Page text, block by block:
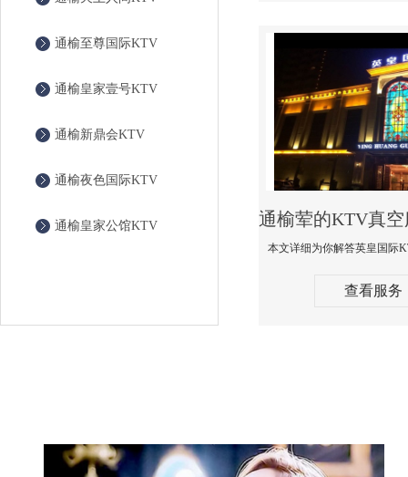
通榆至尊国际KTV
通榆皇家壹号KTV
通榆新鼎会KTV
通榆夜色国际KTV
通榆皇家公馆KTV
查看服务